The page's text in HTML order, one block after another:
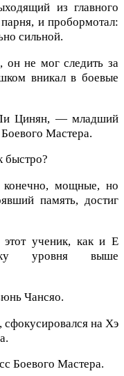
из главного
и пробормотал:
сильной.
он не мог следить за
вникал в боевые
Цинян, — младший
Мастера.
быстро?
мощные, но
память, достиг
ученик, как и Е
уровня выше
Чансяо.
на Хэ
Боевого Мастера.